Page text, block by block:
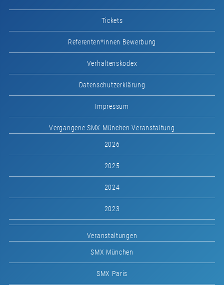
Tickets
Referenten*innen Bewerbung
Verhaltenskodex
Datenschutzerklärung
Impressum
Vergangene SMX München Veranstaltung
2026
2025
2024
2023
Veranstaltungen
SMX München
SMX Paris